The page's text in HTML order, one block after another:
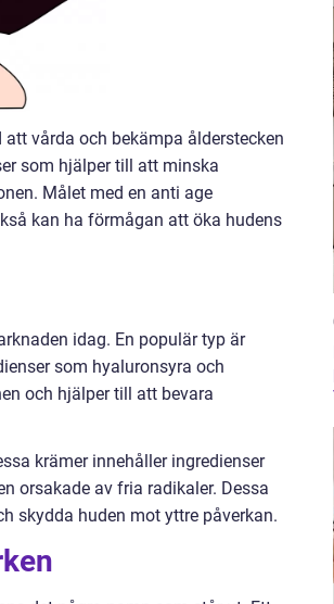
vårda och bekämpa ålderstecken
som hjälper till att minska
Målet med en anti age
kan ha förmågan att öka hudens
idag. En populär typ är
som hyaluronsyra och
och hjälper till att bevara
krämer innehåller ingredienser
orsakade av fria radikaler. Dessa
skydda huden mot yttre påverkan.